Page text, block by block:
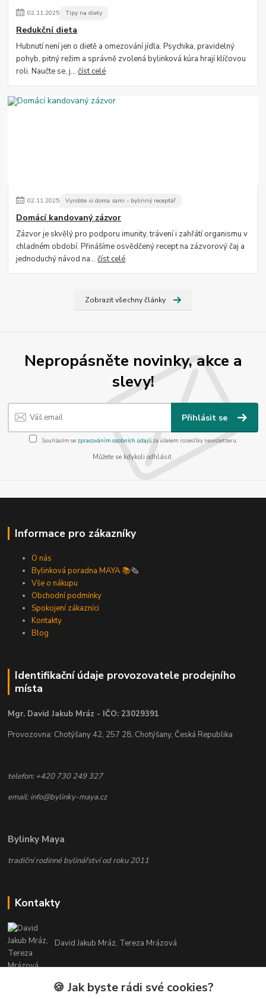
02.11.2025 Tipy na diety
Redukční dieta
Hubnutí není jen o dietě a omezování jídla. Psychika, pravidelný
pohyb, pitný režim a správně zvolená bylinková kúra hrají klíčovou
roli. Naučte se, j...číst celé
02.11.2025 Vyrobte si doma sami - bylinný receptář
Domácí kandovaný zázvor
Zázvor je skvělý pro podporu imunity, trávení i zahřátí organismu v
chladném období. Přinášíme osvědčený recept na zázvorový čaj a
jednoduchý návod na...číst celé
Zobrazit všechny články
Nepropásněte novinky, akce a
slevy!
Přihlásit se
Souhlasím se zpracováním osobních údajůza účelem rozesílky newsletteru.
Můžete se kdykoli odhlásit.
Informace pro zákazníky
O nás
Bylinková poradna MAYA 📚🗞️
Vše o nákupu
Obchodní podmínky
Spokojení zákazníci
Kontakty
Blog
Identifikační údaje provozovatele prodejního
místa
Mgr. David Jakub Mráz - IČO: 23029391
Provozovna: Chotýšany 42, 257 28, Chotýšany, Česká Republika
telefon: +420 730 249 327
email: info@bylinky-maya.cz
Bylinky Maya
tradiční rodinné bylinářství od roku 2011
Kontakty
David Jakub Mráz, Tereza Mrázová
info@bylinky-maya.cz
🍪 Jak byste rádi své cookies?